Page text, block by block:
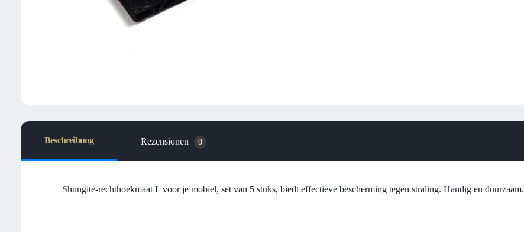
Beschreibung Rezensionen 0
Shungite-rechthoekmaat L voor je mobiel, set van 5 stuks, biedt effectieve bescherming tegen straling. Handig en duurzaam.